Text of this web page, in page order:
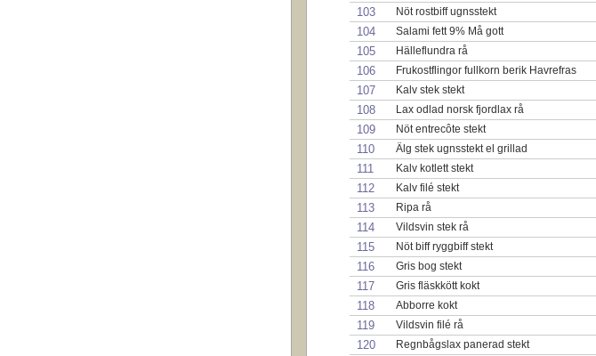
103
Nöt rostbiff ugnsstekt
104
Salami fett 9% Må gott
105
Hälleflundra rå
106
Frukostflingor fullkorn berik Havrefras
107
Kalv stek stekt
108
Lax odlad norsk fjordlax rå
109
Nöt entrecôte stekt
110
Älg stek ugnsstekt el grillad
111
Kalv kotlett stekt
112
Kalv filé stekt
113
Ripa rå
114
Vildsvin stek rå
115
Nöt biff ryggbiff stekt
116
Gris bog stekt
117
Gris fläskkött kokt
118
Abborre kokt
119
Vildsvin filé rå
120
Regnbågslax panerad stekt